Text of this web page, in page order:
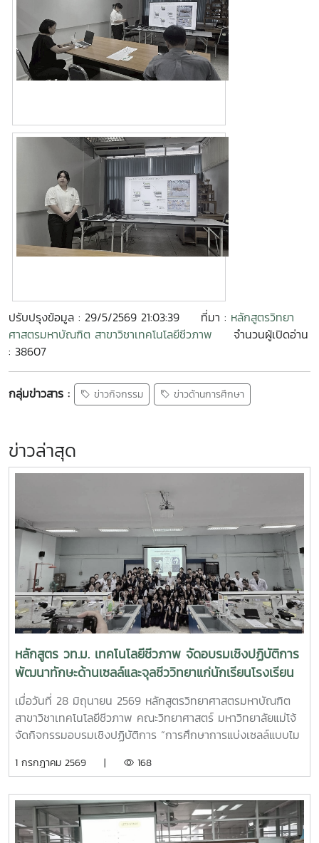
ปรับปรุงข้อมูล : 29/5/2569 21:03:39 ที่มา : หลักสูตรวิทยา
ศาสตรมหาบัณฑิต สาขาวิชาเทคโนโลยีชีวภาพ
จำนวนผู้เปิดอ่าน
: 38607
กลุ่มข่าวสาร : ข่าวกิจกรรม ข่าวด้านการศึกษา
ข่าวล่าสุด
หลักสูตร วท.ม. เทคโนโลยีชีวภาพ จัดอบรมเชิงปฏิบัติการ
พัฒนาทักษะด้านเซลล์และจุลชีววิทยาแก่นักเรียนโรงเรียน
ยุพราชวิทยาลัย
เมื่อวันที่ 28 มิถุนายน 2569 หลักสูตรวิทยาศาสตรมหาบัณฑิต
สาขาวิชาเทคโนโลยีชีวภาพ คณะวิทยาศาสตร์ มหาวิทยาลัยแม่โจ้
จัดกิจกรรมอบรมเชิงปฏิบัติการ “การศึกษาการแบ่งเซลล์แบบไม
กล้องจุลทรรศน์” ภายใต้โครงการอบรมเชิงปฏิบัติการพัฒนา
กิจกรรมดังกล่าวจัดขึ้นให้แก่นักเรียนชั้นมัธยมศึกษาปีที่ 4
ห้องเรียน 4/9 ในโครงการห้องเรียนพิเศษวิทยาศาสตร์และ
คณิตศาสตร์ พสวท. สมทบ โรงเรียนยุพราชวิทยาลัย จำนวน 45
1 กรกฎาคม 2569 | 168